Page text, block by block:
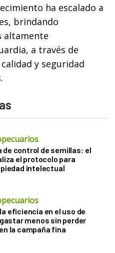
ha escalado a
brindando
altamente
a través de
y seguridad
de control de semillas: el
el protocolo para
intelectual
eficiencia en el uso de
menos sin perder
la campaña fina